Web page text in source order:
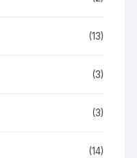
(13)
(3)
(3)
(14)